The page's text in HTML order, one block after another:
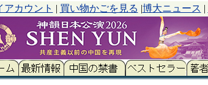
アカウント | 買い物かごを見る |博大ニュース |